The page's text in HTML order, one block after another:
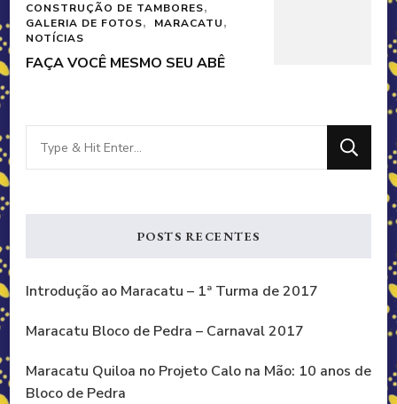
CONSTRUÇÃO DE TAMBORES
GALERIA DE FOTOS
MARACATU
NOTÍCIAS
FAÇA VOCÊ MESMO SEU ABÊ
Looking
for
POSTS RECENTES
Introdução ao Maracatu – 1ª Turma de 2017
Maracatu Bloco de Pedra – Carnaval 2017
Maracatu Quiloa no Projeto Calo na Mão: 10 anos de
Bloco de Pedra